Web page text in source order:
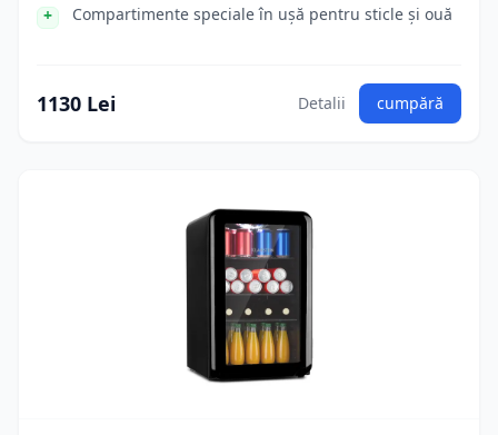
Compartimente speciale în ușă pentru sticle și ouă
1130 Lei Detalii cumpără